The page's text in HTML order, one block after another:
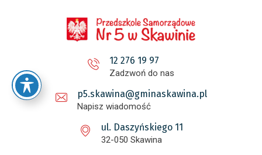
12 276 19 97
Zadzwoń do nas
p5.skawina@gminaskawina.pl
Napisz wiadomość
ul. Daszyńskiego 11
32-050 Skawina